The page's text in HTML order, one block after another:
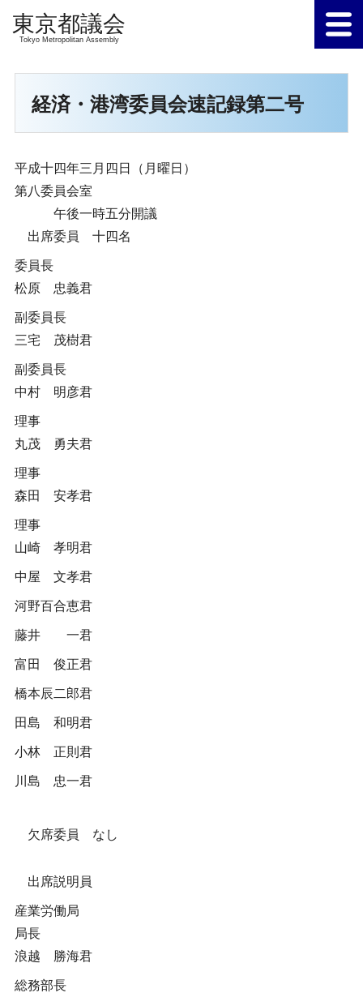
Tokyo Metropolitan Assembly
経済・港湾委員会速記録第二号
平成十四年三月四日（月曜日）
第八委員会室
午後一時五分開議
出席委員 十四名
委員長
松原 忠義君
副委員長
三宅 茂樹君
副委員長
中村 明彦君
理事
丸茂 勇夫君
理事
森田 安孝君
理事
山崎 孝明君
中屋 文孝君
河野百合恵君
藤井 一君
富田 俊正君
橋本辰二郎君
田島 和明君
小林 正則君
川島 忠一君
欠席委員 なし
出席説明員
産業労働局
局長
浪越 勝海君
総務部長